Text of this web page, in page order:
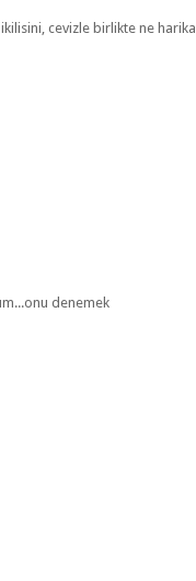
cevizle birlikte ne harika
denemek